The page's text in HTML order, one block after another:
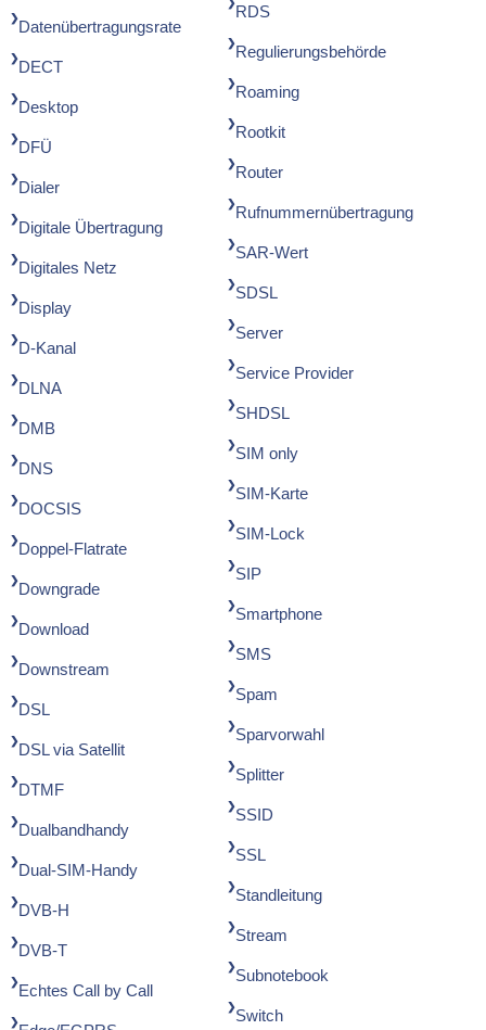
Datenübertragungsrate
DECT
Desktop
DFÜ
Dialer
Digitale Übertragung
Digitales Netz
Display
D-Kanal
DLNA
DMB
DNS
DOCSIS
Doppel-Flatrate
Downgrade
Download
Downstream
DSL
DSL via Satellit
DTMF
Dualbandhandy
Dual-SIM-Handy
DVB-H
DVB-T
Echtes Call by Call
RDS
Regulierungsbehörde
Roaming
Rootkit
Router
Rufnummernübertragung
SAR-Wert
SDSL
Server
Service Provider
SHDSL
SIM only
SIM-Karte
SIM-Lock
SIP
Smartphone
SMS
Spam
Sparvorwahl
Splitter
SSID
SSL
Standleitung
Stream
Subnotebook
Switch